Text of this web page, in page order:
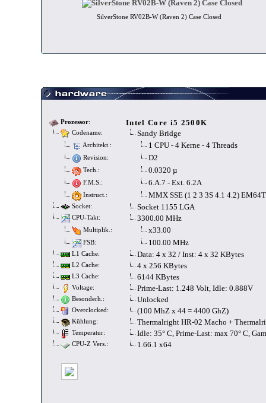
SilverStone RV02B-W (Raven 2) Case Closed
Prozessor: Intel Core i5 2500K
Codename: Sandy Bridge
Architekt.: 1 CPU - 4 Kerne - 4 Threads
Revision: D2
Tech.: 0.0320 µ
F.M.S.: 6.A.7 - Ext. 6.2A
Instruct.: MMX SSE (1 2 3 3S 4.1 4.2)
Socket: Socket 1155 LGA
CPU-Takt: 3300.00 MHz
Multiplik.: x33.00
FSB: 100.00 MHz
L1 Cache: Data: 4 x 32 / Inst: 4 x 32 KBytes
L2 Cache: 4 x 256 KBytes
L3 Cache: 6144 KBytes
Voltage: Prime-Last: 1.248 Volt, Idle: 0.888V
Besonderh.: Unlocked
Overclocked: (100 MhZ x 44 = 4400 GhZ)
Kühlung: Thermalright HR-02 Macho +
Temperatur: Idle: 35° C, Prime-Last: max 70° C,
CPU-Z Vers.: 1.66.1 x64